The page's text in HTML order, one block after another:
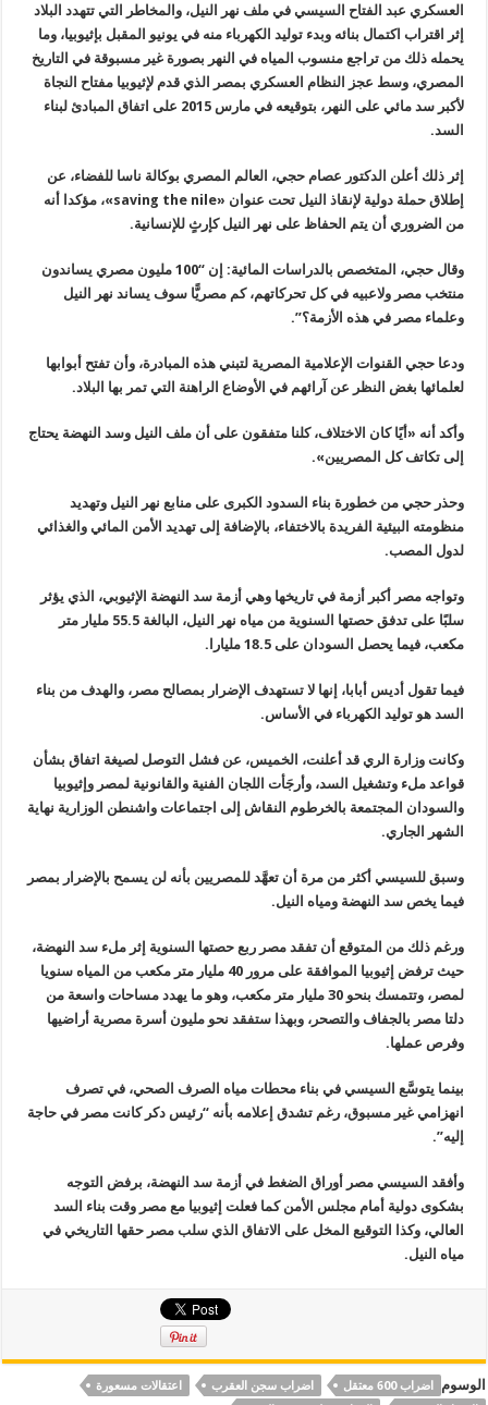
العسكري عبد الفتاح السيسي في ملف نهر النيل، والمخاطر التي تتهدد البلاد
إثر اقتراب اكتمال بنائه وبدء توليد الكهرباء منه في يونيو المقبل بإثيوبيا، وما
يحمله ذلك من تراجع منسوب المياه في النهر بصورة غير مسبوقة في التاريخ
المصري، وسط عجز النظام العسكري بمصر الذي قدم لإثيوبيا مفتاح النجاة
لأكبر سد مائي على النهر، بتوقيعه في مارس 2015 على اتفاق المبادئ لبناء
السد.
إثر ذلك أعلن الدكتور عصام حجي، العالم المصري بوكالة ناسا للفضاء، عن
إطلاق حملة دولية لإنقاذ النيل تحت عنوان «saving the nile»
، مؤكدا أنه
من الضروري أن يتم الحفاظ على نهر النيل كإرثٍ للإنسانية.
وقال حجي، المتخصص بالدراسات المائية: إن “100 مليون مصري يساندون
منتخب مصر ولاعبيه في كل تحركاتهم، كم مصريًّا سوف يساند نهر النيل
وعلماء مصر في هذه الأزمة؟”.
ودعا حجي القنوات الإعلامية المصرية لتبني هذه المبادرة، وأن تفتح أبوابها
لعلمائها بغض النظر عن آرائهم في الأوضاع الراهنة التي تمر بها البلاد.
وأكد أنه «أيًا كان الاختلاف، كلنا متفقون على أن ملف النيل وسد النهضة يحتاج
إلى تكاتف كل المصريين».
وحذر حجي من خطورة بناء السدود الكبرى على منابع نهر النيل وتهديد
منظومته البيئية الفريدة بالاختفاء، بالإضافة إلى تهديد الأمن المائي والغذائي
لدول المصب.
وتواجه مصر أكبر أزمة في تاريخها وهي أزمة سد النهضة الإثيوبي، الذي يؤثر
سلبًا على تدفق حصتها السنوية من مياه نهر النيل، البالغة 55.5 مليار متر
مكعب، فيما يحصل السودان على 18.5 مليارا
.
فيما تقول أديس أبابا، إنها لا تستهدف الإضرار بمصالح مصر، والهدف من بناء
السد هو توليد الكهرباء في الأساس.
وكانت وزارة الري قد أعلنت، الخميس، عن فشل التوصل لصيغة اتفاق بشأن
قواعد ملء وتشغيل السد، وأرجَأت اللجان الفنية والقانونية لمصر وإثيوبيا
والسودان المجتمعة بالخرطوم النقاش إلى اجتماعات واشنطن الوزارية نهاية
الشهر الجاري.
وسبق للسيسي أكثر من مرة أن تعهَّد للمصريين بأنه لن يسمح بالإضرار بمصر
فيما يخص سد النهضة ومياه النيل.
ورغم ذلك من المتوقع أن تفقد مصر ربع حصتها السنوية إثر ملء سد النهضة،
حيث ترفض إثيوبيا الموافقة على مرور 40 مليار متر مكعب من المياه سنويا
لمصر، وتتمسك بنحو 30 مليار متر مكعب، وهو ما يهدد مساحات واسعة من
دلتا مصر بالجفاف والتصحر، وبهذا ستفقد نحو مليون أسرة مصرية أراضيها
وفرص عملها.
بينما يتوسَّع السيسي في بناء محطات مياه الصرف الصحي، في تصرف
انهزامي غير مسبوق، رغم تشدق إعلامه بأنه “رئيس دكر كانت مصر في حاجة
إليه”.
وأفقد السيسي مصر أوراق الضغط في أزمة سد النهضة، برفض التوجه
بشكوى دولية أمام مجلس الأمن كما فعلت إثيوبيا مع مصر وقت بناء السد
العالي، وكذا التوقيع المخل على الاتفاق الذي سلب مصر حقها التاريخي في
مياه النيل.
الوسوم اضراب 600 معتقل اضراب سجن العقرب
اعتقالات مسعورة